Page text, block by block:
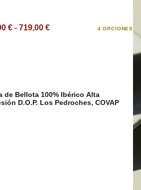
€ - 719,00 € 4 OPCIONES
de Bellota 100% Ibérico Alta
D.O.P. Los Pedroches, COVAP